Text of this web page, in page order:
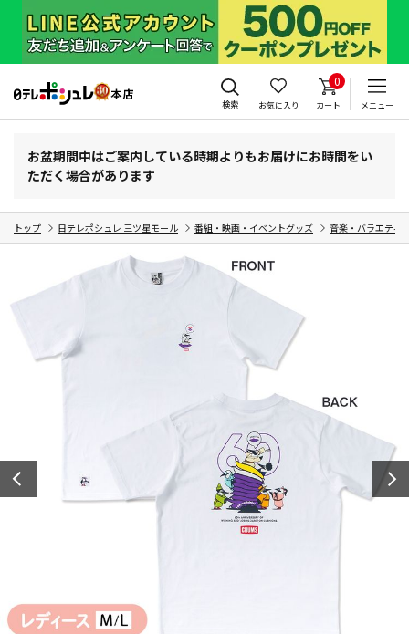
検索 お気に入り
0
カート メニュー
お盆期間中はご案内している時期よりもお届けにお時間をい
ただく場合があります
トップ 日テレポシュレ 三ツ星モール 番組・映画・イベントグッズ 音楽・バラエティ